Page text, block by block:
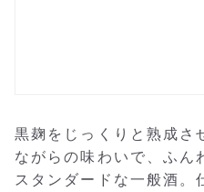
黒麹をじっくりと熟成さ
ながらの味わいで、ふん
スタンダードな一般酒。